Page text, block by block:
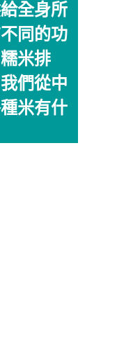
全身所
同的功
米排
們從中
米有什